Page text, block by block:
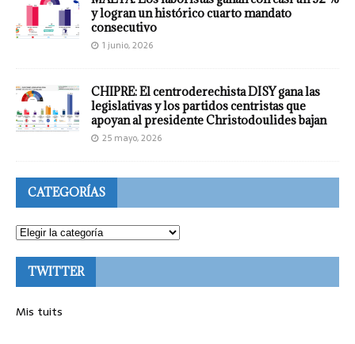
y logran un histórico cuarto mandato
consecutivo
1 junio, 2026
CHIPRE: El centroderechista DISY gana las
legislativas y los partidos centristas que
apoyan al presidente Christodoulides bajan
25 mayo, 2026
CATEGORÍAS
TWITTER
Mis tuits